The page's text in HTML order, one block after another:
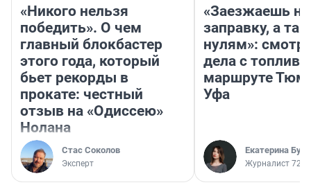
«Никого нельзя
победить». О чем
главный блокбастер
этого года, который
бьет рекорды в
прокате: честный
отзыв на «Одиссею»
Нолана
Стас Соколов
Эксперт
«Заезжаешь на
заправку, а
нулям»:
дела с
маршруте
Уфа
Екатерина
Журналист